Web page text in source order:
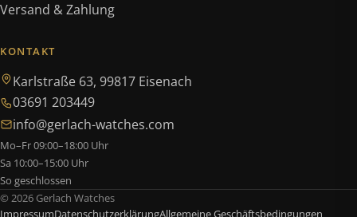
Versand & Zahlung
KONTAKT
Karlstraße 63, 99817 Eisenach
03691 203449
info@gerlach-watches.com
Mo–Fr 09:00–18:00 Uhr
Sa 10:00–15:00 Uhr
So geschlossen
© 2026 Gerlach Watches
ImpressumDatenschutzerklärungAllgemeine Geschäftsbedingungen